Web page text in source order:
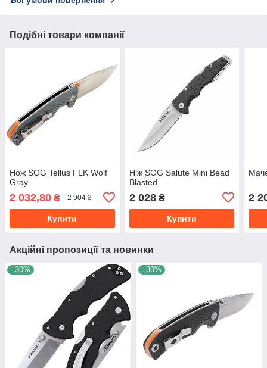
Подібні товари компанії
Нож SOG Tellus FLK Wolf
Gray
2 032,80 ₴ 2 904 ₴
Купити
Ніж SOG Salute Mini Bead
Blasted
2 028₴
Купити
2
Акційні пропозиції та новинки
–30% –30%